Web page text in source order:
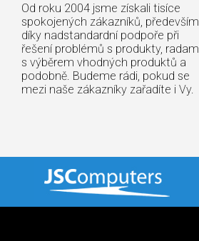
Od roku 2004 jsme získali tisíce
spokojených zákazníků, především
díky nadstandardní podpoře při
řešení problémů s produkty,
s výběrem vhodných produktů a
podobně. Budeme rádi, pokud se
mezi naše zákazníky zařadíte i Vy.